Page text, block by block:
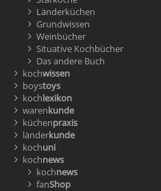
Länderküchen
Grundwissen
Weinbücher
Situative Kochbücher
Das andere Buch
kochwissen
boystoys
kochlexikon
warenkunde
küchenpraxis
länderkunde
kochuni
kochnews
kochnews
fanShop